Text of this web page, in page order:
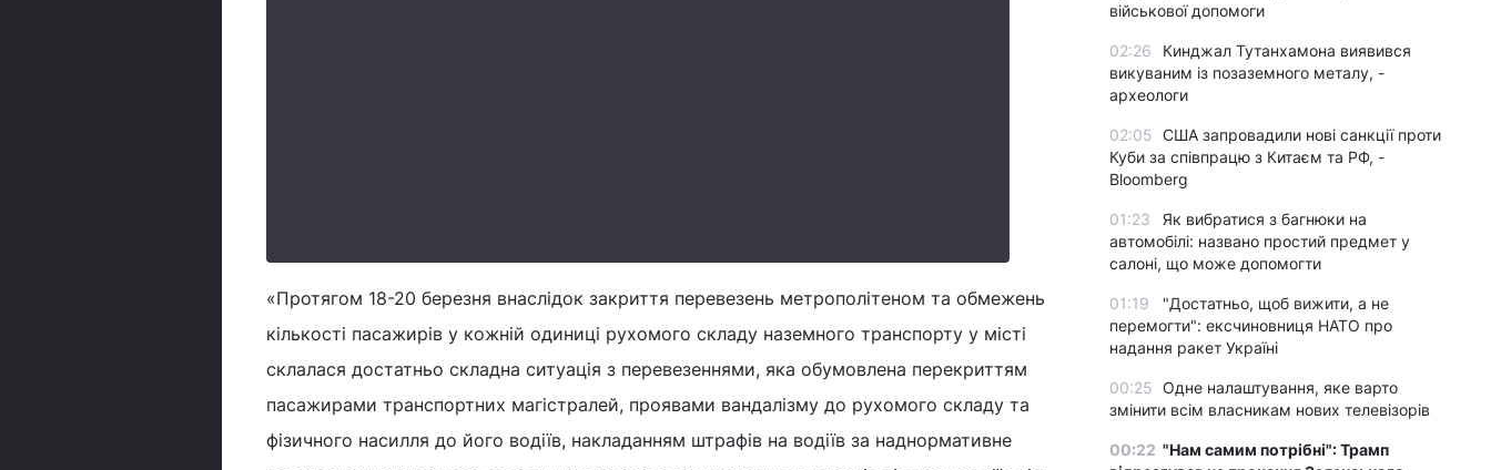
«Протягом 18-20 березня внаслідок закриття перевезень метрополітеном та обмежень
кількості пасажирів у кожній одиниці рухомого складу наземного транспорту у місті
склалася достатньо складна ситуація з перевезеннями, яка обумовлена перекриттям
пасажирами транспортних магістралей, проявами вандалізму до рухомого складу та
фізичного насилля до його водіїв, накладанням штрафів на водіїв за наднормативне
військової допомоги
02:26
Кинджал Тутанхамона виявився
викуваним із позаземного металу, -
археологи
02:05 США запровадили нові санкції проти
Куби за співпрацю з Китаєм та РФ, -
Bloomberg
01:23
Як вибратися з багнюки на
автомобілі: названо простий предмет у
салоні, що може допомогти
01:19
"Достатньо, щоб вижити, а не
перемогти": ексчиновниця НАТО про
надання ракет Україні
00:25 Одне налаштування, яке варто
змінити всім власникам нових телевізорів
00:22 "Нам самим потрібні": Трамп